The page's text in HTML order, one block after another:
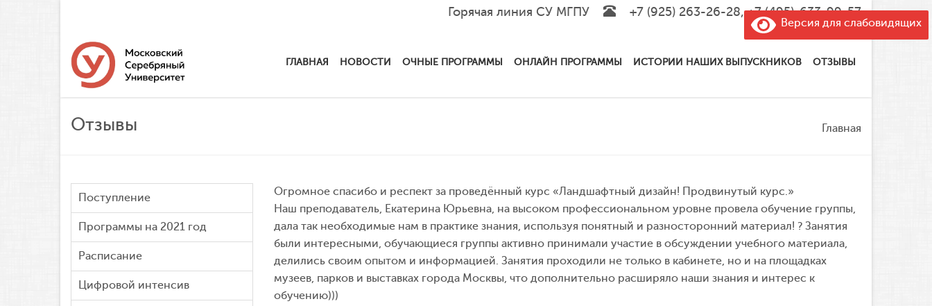
Горячая линия СУ МГПУ +7 (925) 263-26-28,+7 (495)-633-99-57
ГЛАВНАЯ НОВОСТИ ОЧНЫЕ ПРОГРАММЫ ОНЛАЙН ПРОГРАММЫ ИСТОРИИ НАШИХ ВЫПУСКНИКОВ ОТЗЫВЫ
Отзывы Главная
Поступление
Программы на 2021 год
Расписание
Цифровой интенсив
Огромное спасибо и респект за проведённый курс «Ландшафтный дизайн! Продвинутый курс.»
Наш преподаватель, Екатерина Юрьевна, на высоком профессиональном уровне провела обучение группы,
дала так необходимые нам в практике знания, используя понятный и разносторонний материал! ? Занятия
были интересными, обучающиеся группы активно принимали участие в обсуждении учебного материала,
делились своим опытом и информацией. Занятия проходили не только в кабинете, но и на площадках
музеев, парков и выставках города Москвы, что дополнительно расширяло наши знания и интерес к
обучению)))
Версия для слабовидящих